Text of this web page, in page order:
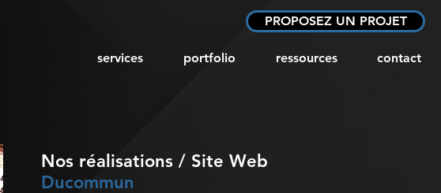
services portfolio ressources contact
PROPOSEZ UN PROJET
Nos réalisations / Site Web
Ducommun